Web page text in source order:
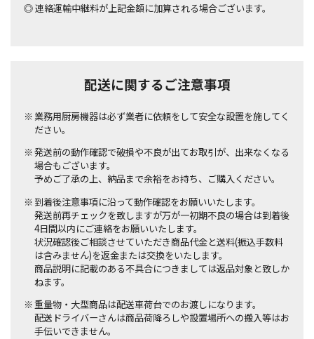
◎連絡運輸中継料が上記金額に加算される場合ございます。
配送に関するご注意事項
業務用厨房機器は必ず業者に依頼をして安全な設置を施してく
ださい。
発送前の動作確認で破損や不良が出てお取引が、出来なくなる
場合もございます。
予めご了承の上、納品まで余裕をお持ち、ご購入ください。
到着後注意事項に沿って動作確認をお願いいたします。
発送前再チェックを致しますが万が一初期不良の場合は到着後
4日間以内にご連絡をお願いいたします。
状況確認後ご相談させていただき商品代金と送料(振込手数料
は含みません)を返金または交換をいたします。
商品説明に記載のある不具合につきましては返品対象と致しか
ねます。
重量物・大型商品は配送車荷台でのお渡しになります。
配送ドライバーさんは商品荷降ろしや設置場所への搬入等はお
手伝いできません。